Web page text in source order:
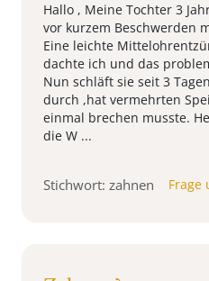
Hallo , Meine Tochter 3
vor kurzem Beschwerden
Eine leichte
dachte ich und das
Nun schläft sie seit 3
durch ,hat vermehrten
einmal brechen musste.
die W ...
Stichwort: zahnen Frage